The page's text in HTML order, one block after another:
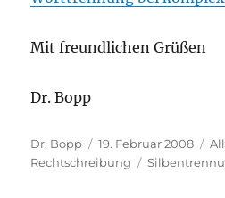
Mit freundlichen Grüßen
Dr. Bopp
Autor
Dr. Bopp
Veröffentlicht
am
19. Februar 2008
Rechtschreibung
Schlagwörter